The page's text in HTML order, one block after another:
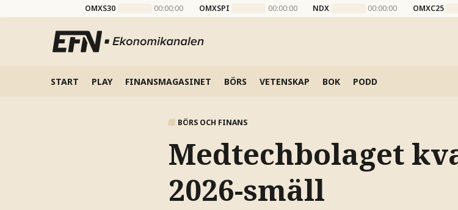
OMXS30 00:00:00 OMXSPI 00:00:00 NDX 00:00:00 OMXC25
START PLAY FINANSMAGASINET BÖRS VETENSKAP BOK PODD
BÖRS OCH FINANS
Medtechbolaget
2026-smäll